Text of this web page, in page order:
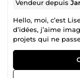
Vendeur depuis
Hello, moi, c’est
d’idées, j’aime
projets qui ne
ans,
marques dans le
visibilité, aussi bien